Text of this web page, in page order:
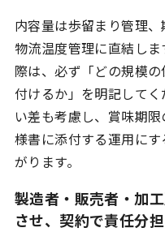
内容量は歩留まり管理
物流温度管理に直結し
際は、必ず「どの規模
付けるか」を明記して
い差も考慮し、賞味期
様書に添付する運用に
がります。
製造者・販売者・加
させ、契約で責任分